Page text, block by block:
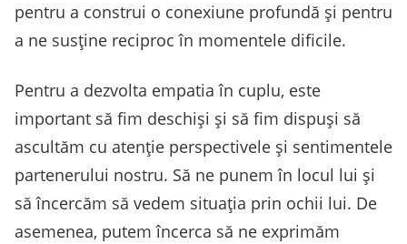
pentru a construi o conexiune profundă și pentru
a ne susține reciproc în momentele dificile.
Pentru a dezvolta empatia în cuplu, este
important să fim deschiși și să fim dispuși să
ascultăm cu atenție perspectivele și sentimentele
partenerului nostru. Să ne punem în locul lui și
să încercăm să vedem situația prin ochii lui. De
asemenea, putem încerca să ne exprimăm